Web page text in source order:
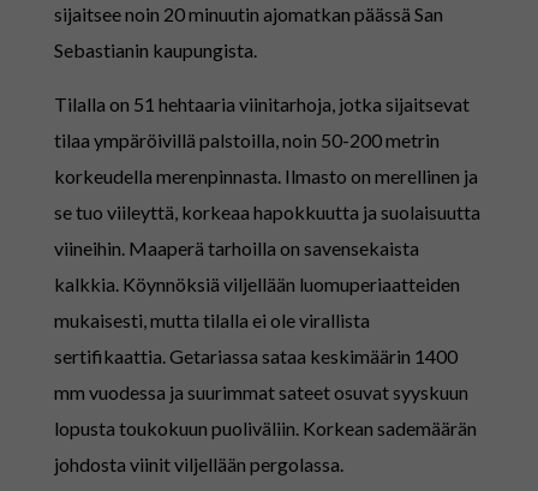
sijaitsee noin 20 minuutin ajomatkan päässä San
Sebastianin kaupungista.
Tilalla on 51 hehtaaria viinitarhoja, jotka sijaitsevat
tilaa ympäröivillä palstoilla, noin 50-200 metrin
korkeudella merenpinnasta. Ilmasto on merellinen ja
se tuo viileyttä, korkeaa hapokkuutta ja suolaisuutta
viineihin. Maaperä tarhoilla on savensekaista
kalkkia. Köynnöksiä viljellään luomuperiaatteiden
mukaisesti, mutta tilalla ei ole virallista
sertifikaattia. Getariassa sataa keskimäärin 1400
mm vuodessa ja suurimmat sateet osuvat syyskuun
lopusta toukokuun puoliväliin. Korkean sademäärän
johdosta viinit viljellään pergolassa.